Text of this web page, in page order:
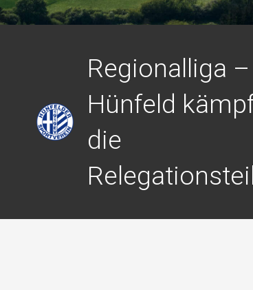
Regionalliga –
Hünfeld
die